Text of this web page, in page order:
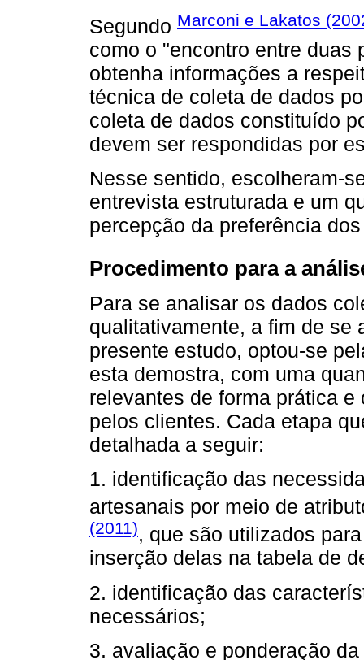
Segundo Marconi e Lakatos
como o "encontro entre duas
obtenha informações a
técnica de coleta de dados
coleta de dados constituído
devem ser respondidas por
Nesse sentido, escolheram-
entrevista estruturada e um
percepção da preferência
Procedimento para a
Para se analisar os dados
qualitativamente, a fim de se
presente estudo, optou-se
esta demostra, com uma
relevantes de forma prática
pelos clientes. Cada etapa
detalhada a seguir:
1. identificação das
artesanais por meio de
(2011), que são utilizados
inserção delas na tabela de
2. identificação das
necessários;
3. avaliação e ponderação